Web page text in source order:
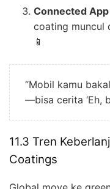
Connected App
coating muncul
📱
“Mobil kamu
—bisa cerita ‘Eh,
11.3 Tren
Coatings